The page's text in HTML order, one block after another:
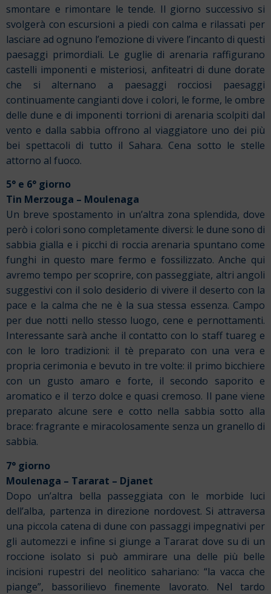
smontare e rimontare le tende. Il giorno successivo si
svolgerà con escursioni a piedi con calma e rilassati per
lasciare ad ognuno l’emozione di vivere l’incanto di questi
paesaggi primordiali. Le guglie di arenaria raffigurano
castelli imponenti e misteriosi, anfiteatri di dune dorate
che si alternano a paesaggi rocciosi paesaggi
continuamente cangianti dove i colori, le forme, le ombre
delle dune e di imponenti torrioni di arenaria scolpiti dal
vento e dalla sabbia offrono al viaggiatore uno dei più
bei spettacoli di tutto il Sahara. Cena sotto le stelle
attorno al fuoco.
5° e 6° giorno
Tin Merzouga – Moulenaga
Un breve spostamento in un’altra zona splendida, dove
però i colori sono completamente diversi: le dune sono di
sabbia gialla e i picchi di roccia arenaria spuntano come
funghi in questo mare fermo e fossilizzato. Anche qui
avremo tempo per scoprire, con passeggiate, altri angoli
suggestivi con il solo desiderio di vivere il deserto con la
pace e la calma che ne è la sua stessa essenza. Campo
per due notti nello stesso luogo, cene e pernottamenti.
Interessante sarà anche il contatto con lo staff tuareg e
con le loro tradizioni: il tè preparato con una vera e
propria cerimonia e bevuto in tre volte: il primo bicchiere
con un gusto amaro e forte, il secondo saporito e
aromatico e il terzo dolce e quasi cremoso. Il pane viene
preparato alcune sere e cotto nella sabbia sotto alla
brace: fragrante e miracolosamente senza un granello di
sabbia.
7° giorno
Moulenaga – Tararat – Djanet
Dopo un’altra bella passeggiata con le morbide luci
dell’alba, partenza in direzione nordovest. Si attraversa
una piccola catena di dune con passaggi impegnativi per
gli automezzi e infine si giunge a Tararat dove su di un
roccione isolato si può ammirare una delle più belle
incisioni rupestri del neolitico sahariano: “la vacca che
piange”, bassorilievo finemente lavorato. Nel tardo